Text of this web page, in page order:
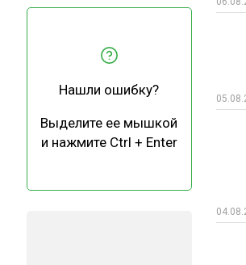
ДИСКУССИЯ
ВЫСТАВОК ИТОГИ
Нашли ошибку?
Выделите ее мышкой
и нажмите Ctrl + Enter